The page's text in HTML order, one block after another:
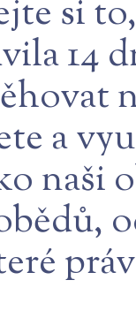
si
14
a
naši